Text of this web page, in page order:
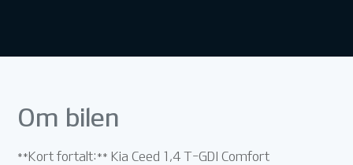
Om bilen
**Kort fortalt:** Kia Ceed 1,4 T-GDI Comfort